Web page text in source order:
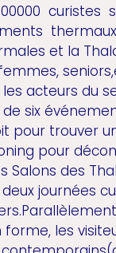
curistes
et la
les acteurs du
de six
pour trouver
pour
Salons des
journées
forme, les